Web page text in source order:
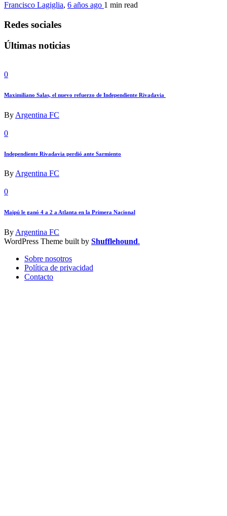
Francisco Lagiglia, 6 años ago 1 min read
Redes sociales
Últimas noticias
0
Maximiliano Salas, el nuevo refuerzo de Independiente Rivadavia
By Argentina FC
0
Independiente Rivadavia perdió ante Sarmiento
ByArgentina FC
0
Maipú le ganó 4 a 2 a Atlanta en la Primera Nacional
ByArgentina FC
WordPress Theme built by Shufflehound.
Sobre nosotros
Política de privacidad
Contacto